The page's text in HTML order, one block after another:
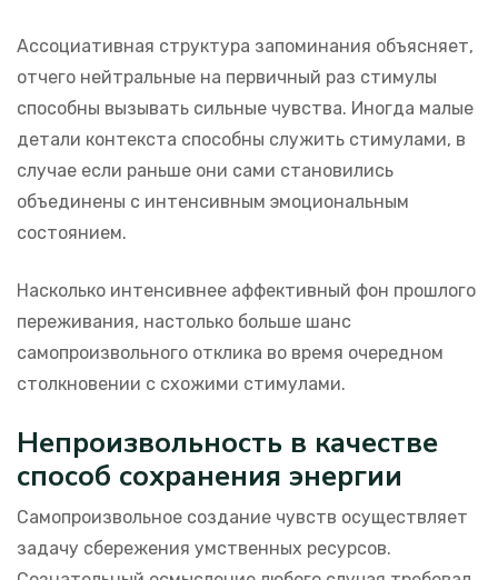
Ассоциативная структура запоминания объясняет,
отчего нейтральные на первичный раз стимулы
способны вызывать сильные чувства. Иногда малые
детали контекста способны служить стимулами, в
случае если раньше они сами становились
объединены с интенсивным эмоциональным
состоянием.
Насколько интенсивнее аффективный фон прошлого
переживания, настолько больше шанс
самопроизвольного отклика во время очередном
столкновении с схожими стимулами.
Непроизвольность в качестве
способ сохранения энергии
Самопроизвольное создание чувств осуществляет
задачу сбережения умственных ресурсов.